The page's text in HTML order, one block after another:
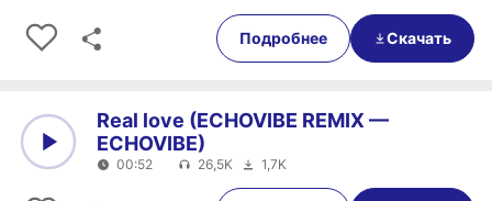
00:35
Подробнее Скачать
00:52
Real love (ECHOVIBE REMIX —
ECHOVIBE)
00:52 26,5K 1,7K